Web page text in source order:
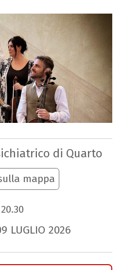
di Quarto
mappa
20.30
LUGLIO 2026